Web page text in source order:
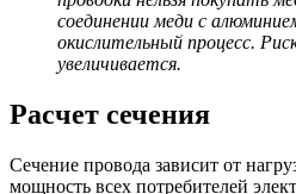
соединении меди с
окислительный процесс.
увеличивается.
Расчет сечения
Сечение провода зависит от
мощность всех потребителей